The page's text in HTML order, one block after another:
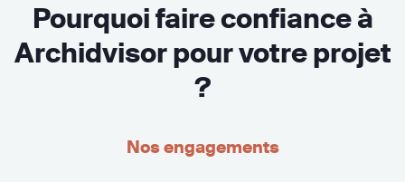
Pourquoi faire confiance à
Archidvisor pour votre projet
?
Nos engagements